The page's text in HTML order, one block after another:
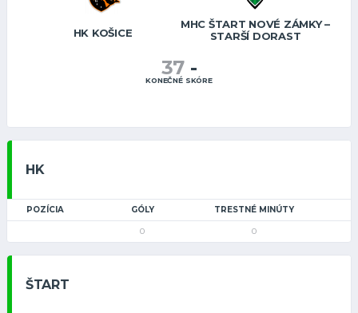
HK KOŠICE
MHC ŠTART NOVÉ ZÁMKY –
STARŠÍ DORAST
37 -
KONEČNÉ SKÓRE
HK
POZÍCIA GÓLY TRESTNÉ MINÚTY
0 0
ŠTART